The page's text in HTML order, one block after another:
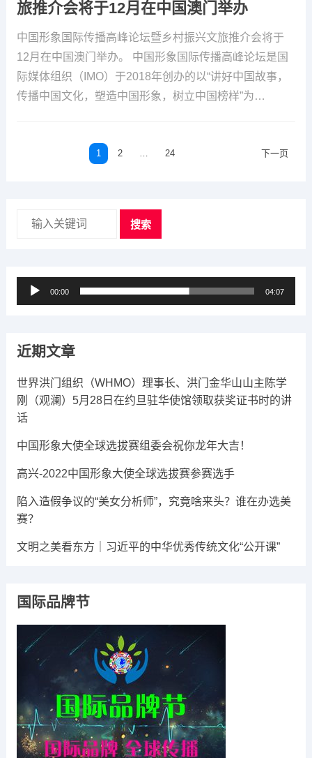
旅推介会将于12月在中国澳门举办
中国形象国际传播高峰论坛暨乡村振兴文旅推介会将于
12月在中国澳门举办。 中国形象国际传播高峰论坛是国
际媒体组织（IMO）于2018年创办的以“讲好中国故事，
传播中国文化，塑造中国形象，树立中国榜样”为…
航
1 2 … 24 下一页
搜索
频
放
00:00 04:07
近期文章
世界洪门组织（WHMO）理事长、洪门金华山山主陈学
刚（观澜）5月28日在约旦驻华使馆领取获奖证书时的讲
话
中国形象大使全球选拔赛组委会祝你龙年大吉​！
高兴-2022中国形象大使全球选拔赛参赛选手
陷入造假争议的“美女分析师”，究竟啥来头？谁在办选美
赛？
文明之美看东方｜习近平的中华优秀传统文化“公开课”
国际品牌节